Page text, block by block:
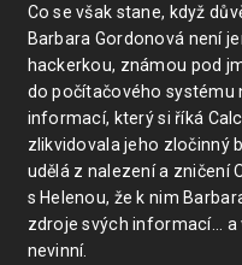
Co se však stane, když
Barbara Gordonová není
hackerkou, známou pod
do počítačového systému
informací, který si říká
zlikvidovala jeho zločinný
udělá z nalezení a zničení
s Helenou, že k nim
zdroje svých informací...
nevinní.